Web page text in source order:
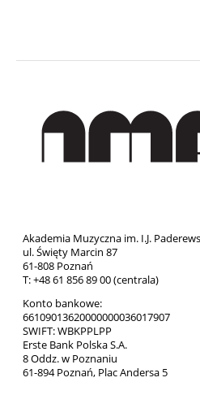
Akademia Muzyczna im. I.J.
ul. Święty Marcin 87
61-808 Poznań
T: +48 61 856 89 00 (centrala)
Konto bankowe:
66109013620000000036017907
SWIFT: WBKPPLPP
Erste Bank Polska S.A.
8 Oddz. w Poznaniu
61-894 Poznań, Plac Andersa 5